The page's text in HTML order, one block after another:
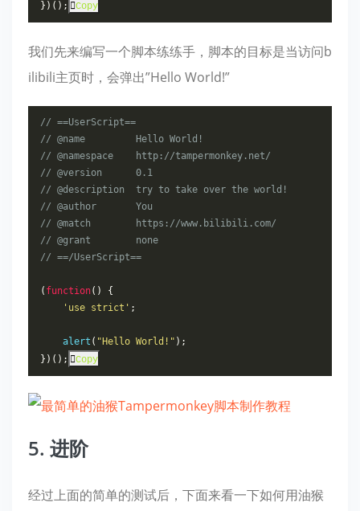
})();
Copy
我们先来编写一个脚本练练手，脚本的目标是当访问b
ilibili主页时，会弹出”Hello World!”
// ==UserScript==
// @name         Hello World!
// @namespace    http://tampermonkey.net/
// @version      0.1
// @description  try to take over the world!
// @author       You
// @match        https://www.bilibili.com/
// @grant        none
// ==/UserScript==
( function()
{
'use strict' ;
    alert
( "Hello World!" );
})();
Copy
5. 进阶
经过上面的简单的测试后，下面来看一下如何用油猴